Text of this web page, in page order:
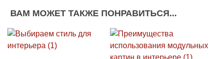
ВАМ МОЖЕТ ТАКЖЕ ПОНРАВИТЬСЯ...